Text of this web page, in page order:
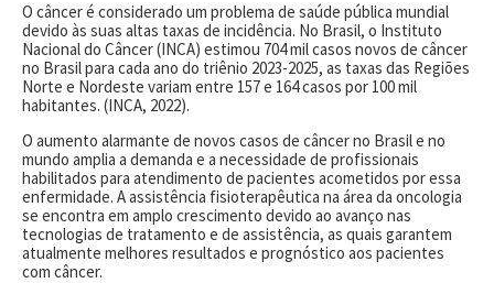
O câncer é considerado um problema de saúde pública mundial
devido às suas altas taxas de incidência. No Brasil, o Instituto
Nacional do Câncer (INCA) estimou 704 mil casos novos de câncer
no Brasil para cada ano do triênio 2023-2025, as taxas das Regiões
Norte e Nordeste variam entre 157 e 164 casos por 100 mil
habitantes. (INCA, 2022).
O aumento alarmante de novos casos de câncer no Brasil e no
mundo amplia a demanda e a necessidade de profissionais
habilitados para atendimento de pacientes acometidos por essa
enfermidade. A assistência fisioterapêutica na área da oncologia
se encontra em amplo crescimento devido ao avanço nas
tecnologias de tratamento e de assistência, as quais garantem
atualmente melhores resultados e prognóstico aos pacientes
com câncer.